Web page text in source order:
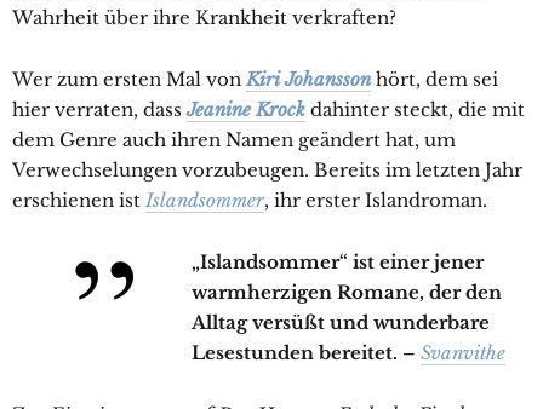
Wahrheit über ihre Krankheit verkraften?
Wer zum ersten Mal von Kiri Johanssonhört, dem sei
hier verraten, dassJeanine Krock dahinter steckt, die mit
dem Genre auch ihren Namen geändert hat, um
Verwechselungen vorzubeugen. Bereits im letzten Jahr
erschienen ist Islandsommer, ihr erster Islandroman.
„Islandsommer“ ist einer jener
warmherzigen Romane, der den
Alltag versüßt und wunderbare
Lesestunden bereitet. – Svanvithe